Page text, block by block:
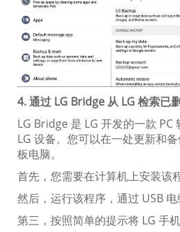
4. 通过 LG Bridge 从 LG 检索已
LG Bridge 是 LG 开发的一款 PC
LG 设备。您可以在一处更新和
板电脑。
首先，您需要在计算机上安装该程
然后，运行该程序，通过 USB 电
第三，按照简单的提示将 LG 手